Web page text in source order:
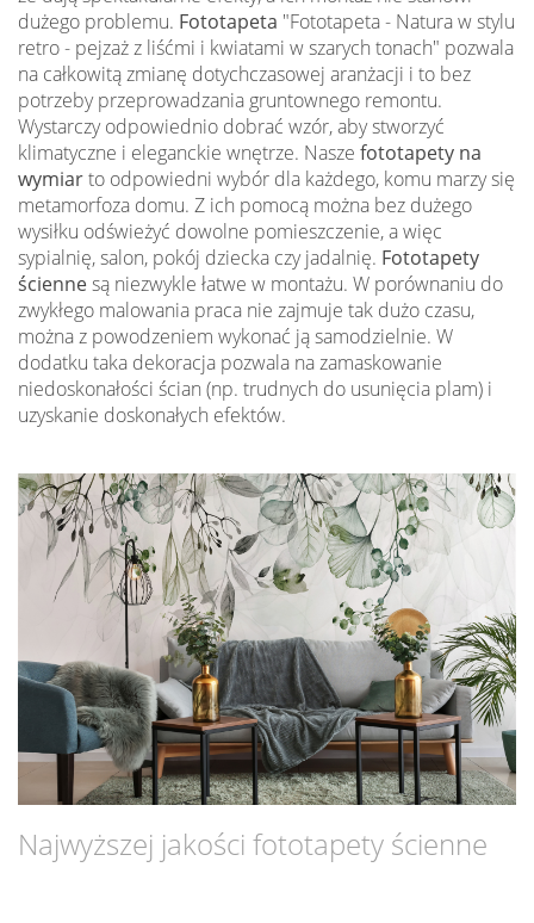
dużego problemu. Fototapeta "Fototapeta - Natura w stylu
retro - pejzaż z liśćmi i kwiatami w szarych tonach" pozwala
na całkowitą zmianę dotychczasowej aranżacji i to bez
potrzeby przeprowadzania gruntownego remontu.
Wystarczy odpowiednio dobrać wzór, aby stworzyć
klimatyczne i eleganckie wnętrze. Nasze fototapety na
wymiarto odpowiedni wybór dla każdego, komu marzy się
metamorfoza domu. Z ich pomocą można bez dużego
wysiłku odświeżyć dowolne pomieszczenie, a więc
sypialnię, salon, pokój dziecka czy jadalnię. Fototapety
ściennesą niezwykle łatwe w montażu. W porównaniu do
zwykłego malowania praca nie zajmuje tak dużo czasu,
można z powodzeniem wykonać ją samodzielnie. W
dodatku taka dekoracja pozwala na zamaskowanie
niedoskonałości ścian (np. trudnych do usunięcia plam) i
uzyskanie doskonałych efektów.
Najwyższej jakości fototapety ścienne